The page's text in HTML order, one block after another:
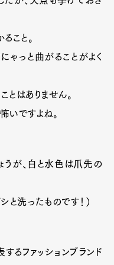
こと。
ゃっと曲がることがよく
はありません。
いですよね。
うが、白と水色は爪先の
と洗ったものです！）
るファッションブランド